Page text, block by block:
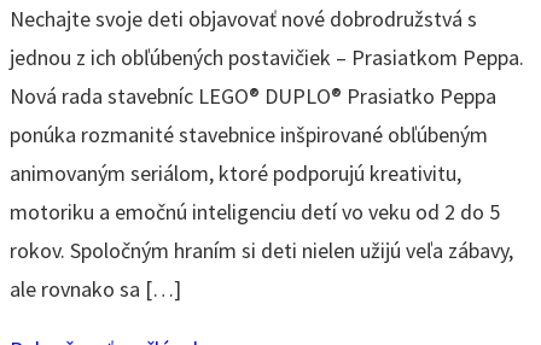
Nechajte svoje deti objavovať nové dobrodružstvá s
jednou z ich obľúbených postavičiek – Prasiatkom Peppa.
Nová rada stavebníc LEGO® DUPLO® Prasiatko Peppa
ponúka rozmanité stavebnice inšpirované obľúbeným
animovaným seriálom, ktoré podporujú kreativitu,
motoriku a emočnú inteligenciu detí vo veku od 2 do 5
rokov. Spoločným hraním si deti nielen užijú veľa zábavy,
ale rovnako sa […]